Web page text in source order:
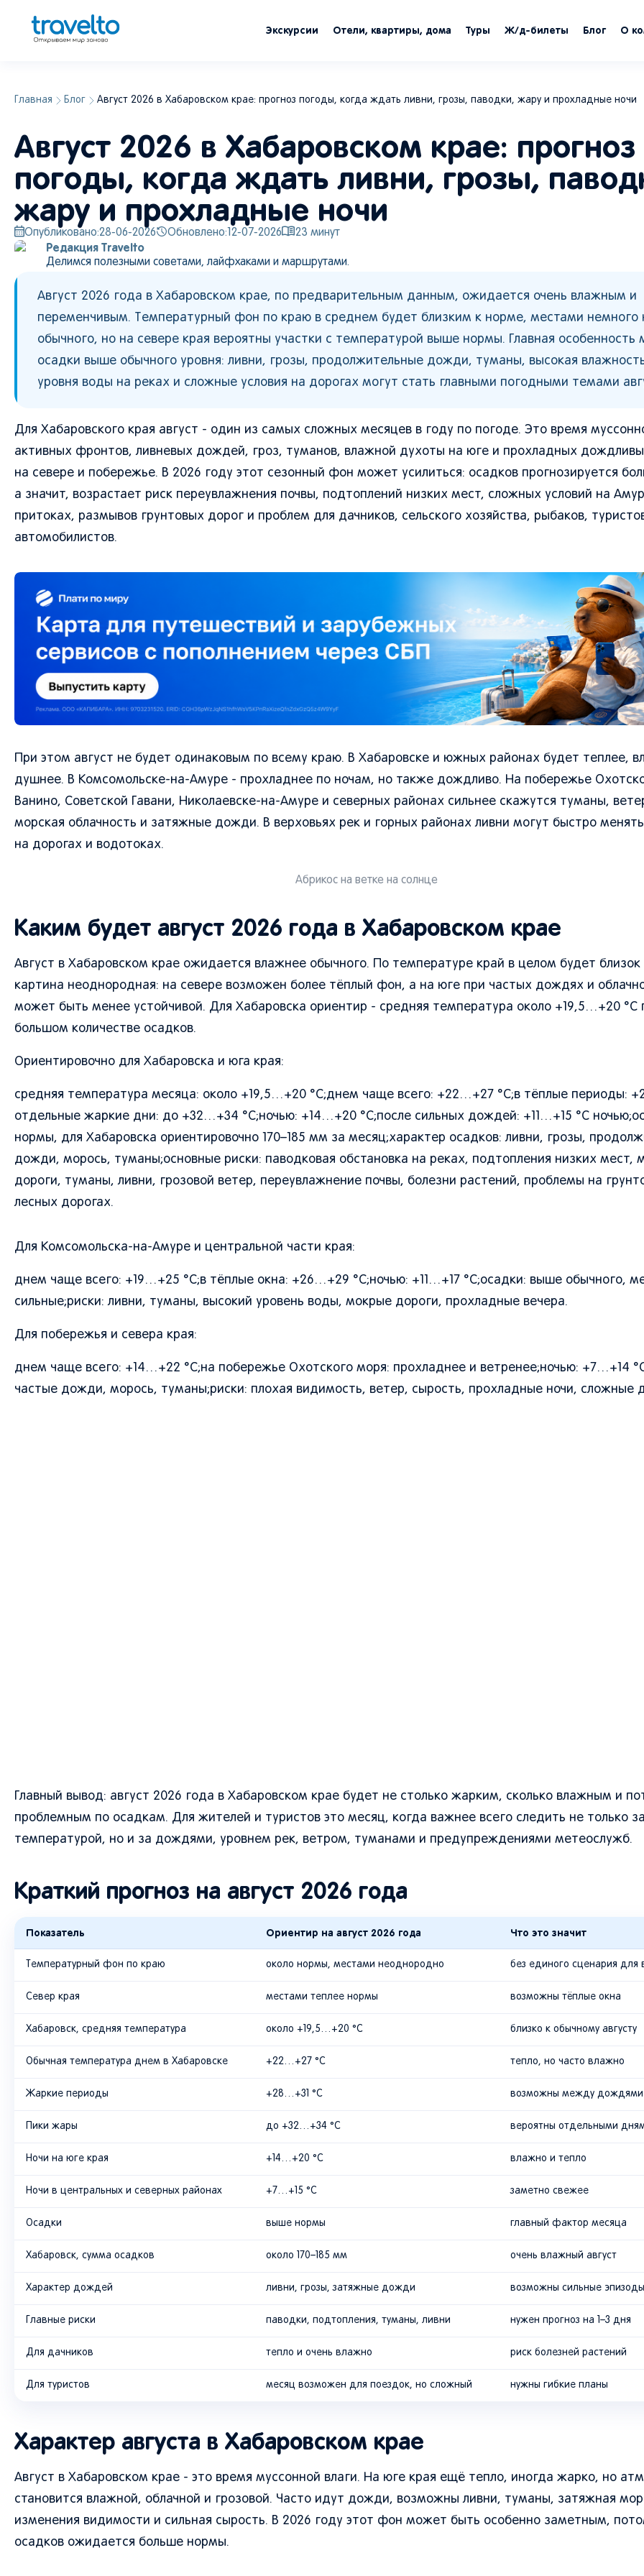
Экскурсии Отели, квартиры, дома Туры Ж/д-билеты Блог О
Главная Блог Август 2026 в Хабаровском крае: прогноз погоды, когда ждать ливни, грозы, паводки, жару и прохладные ночи
Август 2026 в Хабаровском крае: прогноз
погоды, когда ждать ливни, грозы,
жару и прохладные ночи
Опубликовано:28-06-2026 Обновлено: 12-07-2026 23 минут
Редакция Travelto
Делимся полезными советами, лайфхаками и маршрутами.
Август 2026 года в Хабаровском крае, по предварительным данным, ожидается очень влажным и
переменчивым. Температурный фон по краю в среднем будет близким к норме, местами немного
обычного, но на севере края вероятны участки с температурой выше нормы. Главная особенность
осадки выше обычного уровня: ливни, грозы, продолжительные дожди, туманы, высокая
уровня воды на реках и сложные условия на дорогах могут стать главными погодными темами
Для Хабаровского края август - один из самых сложных месяцев в году по погоде. Это время
активных фронтов, ливневых дождей, гроз, туманов, влажной духоты на юге и прохладных
на севере и побережье. В 2026 году этот сезонный фон может усилиться: осадков прогнозируется
а значит, возрастает риск переувлажнения почвы, подтоплений низких мест, сложных условий на
притоках, размывов грунтовых дорог и проблем для дачников, сельского хозяйства, рыбаков,
автомобилистов.
При этом август не будет одинаковым по всему краю. В Хабаровске и южных районах будет теплее,
душнее. В Комсомольске-на-Амуре - прохладнее по ночам, но также дождливо. На побережье
Ванино, Советской Гавани, Николаевске-на-Амуре и северных районах сильнее скажутся туманы,
морская облачность и затяжные дожди. В верховьях рек и горных районах ливни могут быстро
на дорогах и водотоках.
Абрикос на ветке на солнце
Каким будет август 2026 года в Хабаровском крае
Август в Хабаровском крае ожидается влажнее обычного. По температуре край в целом будет
картина неоднородная: на севере возможен более тёплый фон, а на юге при частых дождях и
может быть менее устойчивой. Для Хабаровска ориентир - средняя температура около +19,5…+20 °C
большом количестве осадков.
Ориентировочно для Хабаровска и юга края:
средняя температура месяца: около +19,5…+20 °C;днем чаще всего: +22…+27 °C;в тёплые периоды:
отдельные жаркие дни: до +32…+34 °C;ночью: +14…+20 °C;после сильных дождей: +11…+15 °C
нормы, для Хабаровска ориентировочно 170–185 мм за месяц;характер осадков: ливни, грозы,
дожди, морось, туманы;основные риски: паводковая обстановка на реках, подтопления низких мест,
дороги, туманы, ливни, грозовой ветер, переувлажнение почвы, болезни растений, проблемы на
лесных дорогах.
Для Комсомольска-на-Амуре и центральной части края:
днем чаще всего: +19…+25 °C;в тёплые окна: +26…+29 °C;ночью: +11…+17 °C;осадки: выше обычного,
сильные;риски: ливни, туманы, высокий уровень воды, мокрые дороги, прохладные вечера.
Для побережья и севера края:
днем чаще всего: +14…+22 °C;на побережье Охотского моря: прохладнее и ветренее;ночью: +7…+14
частые дожди, морось, туманы;риски: плохая видимость, ветер, сырость, прохладные ночи, сложные
Главный вывод: август 2026 года в Хабаровском крае будет не столько жарким, сколько влажным и
проблемным по осадкам. Для жителей и туристов это месяц, когда важнее всего следить не только за
температурой, но и за дождями, уровнем рек, ветром, туманами и предупреждениями метеослужб.
Краткий прогноз на август 2026 года
Показатель Ориентир на август 2026 года Что это значит
Температурный фон по краю около нормы, местами неоднородно без единого сценария для
Север края местами теплее нормы возможны тёплые окна
Хабаровск, средняя температура около +19,5…+20 °C близко к обычному августу
Обычная температура днем в Хабаровске +22…+27 °C тепло, но часто влажно
Жаркие периоды +28…+31 °C возможны между дождями
Пики жары до +32…+34 °C вероятны отдельными
Ночи на юге края +14…+20 °C влажно и тепло
Ночи в центральных и северных районах +7…+15 °C заметно свежее
Осадки выше нормы главный фактор месяца
Хабаровск, сумма осадков около 170–185 мм очень влажный август
Характер дождей ливни, грозы, затяжные дожди возможны сильные эпизоды
Главные риски паводки, подтопления, туманы, ливни нужен прогноз на 1–3 дня
Для дачников тепло и очень влажно риск болезней растений
Для туристов месяц возможен для поездок, но сложный нужны гибкие планы
Характер августа в Хабаровском крае
Август в Хабаровском крае - это время муссонной влаги. На юге края ещё тепло, иногда жарко, но
становится влажной, облачной и грозовой. Часто идут дожди, возможны ливни, туманы, затяжная
изменения видимости и сильная сырость. В 2026 году этот фон может быть особенно заметным,
осадков ожидается больше нормы.